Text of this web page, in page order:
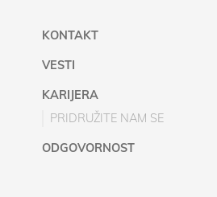
KONTAKT
VESTI
KARIJERA
PRIDRUŽITE NAM SE
ODGOVORNOST